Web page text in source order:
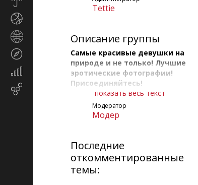
Экономика
Tettie
Описание группы
Самые красивые девушки на
природе и не только! Лучшие
эротические фотографии!
Присоединяйтесь!
Правила группы:
1. Фото должны соответствовать
девушками на природе, красивые,
художественные, отобранные со
вкусом).
показать весь текст
Модератор
Модер
Последние
откомментированные
темы: